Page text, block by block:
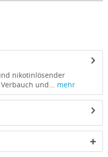
nikotinlösender
und... mehr